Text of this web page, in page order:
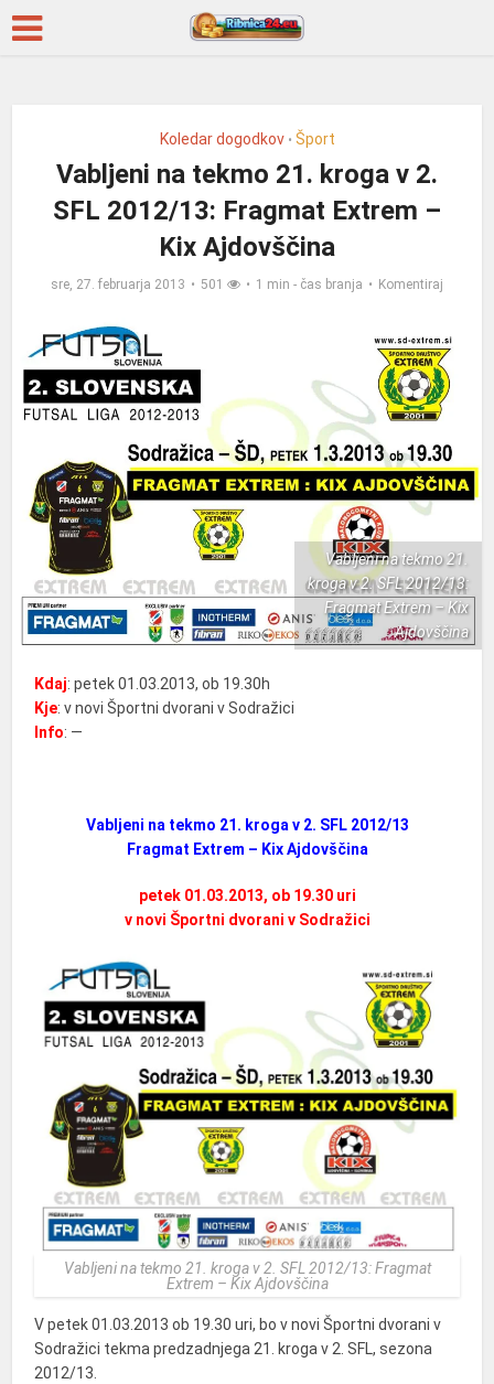
Koledar dogodkov • Šport
Vabljeni na tekmo 21. kroga v 2.
SFL 2012/13: Fragmat Extrem –
Kix Ajdovščina
sre, 27. februarja 2013 501 1 min - čas branja Komentiraj
Vabljeni na tekmo 21.
kroga v 2. SFL 2012/13:
Fragmat Extrem – Kix
Ajdovščina
Kdaj: petek 01.03.2013, ob 19.30h
Kje: v novi Športni dvorani v Sodražici
Info: —
Vabljeni na tekmo 21. kroga v 2. SFL 2012/13
Fragmat Extrem – Kix Ajdovščina
petek 01.03.2013, ob 19.30 uri
v novi Športni dvorani v Sodražici
Vabljeni na tekmo 21. kroga v 2. SFL 2012/13: Fragmat
Extrem – Kix Ajdovščina
V petek 01.03.2013 ob 19.30 uri, bo v novi Športni dvorani v
Sodražici tekma predzadnjega 21. kroga v 2. SFL, sezona
2012/13.